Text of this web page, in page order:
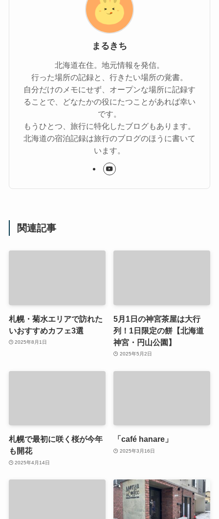
まるきち
北海道在住。地元情報を発信。
行った場所の記録と、行きたい場所の覚書。
自分だけのメモにせず、オープンな場所に記録す
ることで、どなたかの役にたつことがあれば幸い
です。
もうひとつ、旅行に特化したブログもあります。
北海道の宿泊記録は旅行のブログのほうに書いて
います。
関連記事
札幌・菊水エリアで訪れた
いおすすめカフェ3選
2025年8月1日
5月1日の神宮茶屋は大行
列！1日限定の餅【北海道
神宮・円山公園】
2025年5月2日
札幌で最初に咲く桜が今年
も開花
2025年4月14日
「café hanare」
2025年3月16日